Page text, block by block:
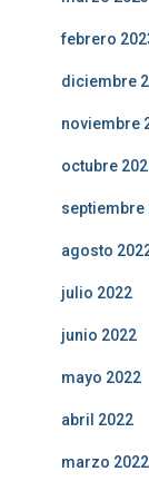
febrero
diciembre
noviembre
octubre
septiembre
agosto
julio 2022
junio 2022
mayo 2022
abril 2022
marzo 2022